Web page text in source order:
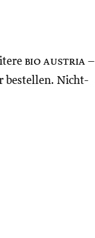
bio austria –
bestellen. Nicht-